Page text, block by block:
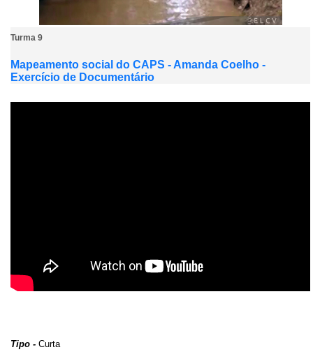
Turma 9
Mapeamento social do CAPS - Amanda Coelho -
Exercício de Documentário
Tipo - Curta